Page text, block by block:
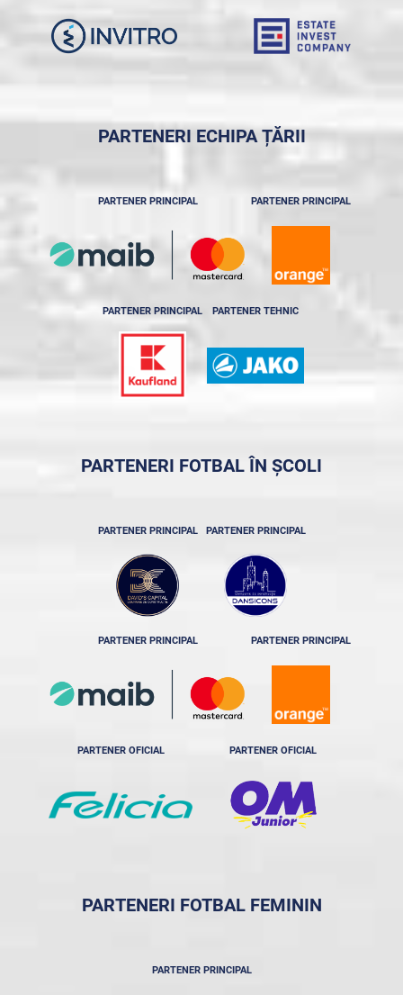
PARTENERI ECHIPA ȚĂRII
PARTENER PRINCIPAL PARTENER PRINCIPAL
PARTENER PRINCIPAL PARTENER TEHNIC
PARTENERI FOTBAL ÎN ȘCOLI
PARTENER PRINCIPAL PARTENER PRINCIPAL
PARTENER PRINCIPAL PARTENER PRINCIPAL
PARTENER OFICIAL PARTENER OFICIAL
PARTENERI FOTBAL FEMININ
PARTENER PRINCIPAL